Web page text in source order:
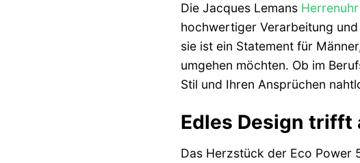
Die Jacques Lemans Herrenuhr
hochwertiger Verarbeitung
sie ist ein Statement für
umgehen möchten. Ob im
Stil und Ihren Ansprüchen
Edles Design trifft
Das Herzstück der Eco Power